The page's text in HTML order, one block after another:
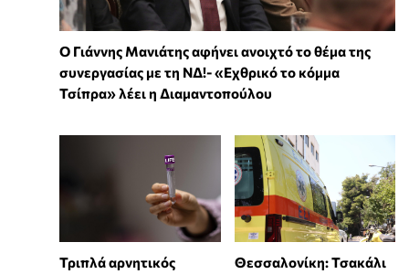
Ο Γιάννης Μανιάτης αφήνει ανοιχτό το θέμα της
συνεργασίας με τη ΝΔ!- «Εχθρικό το κόμμα
Τσίπρα» λέει η Διαμαντοπούλου
Τριπλά αρνητικός
Θεσσαλονίκη: Τσακάλι